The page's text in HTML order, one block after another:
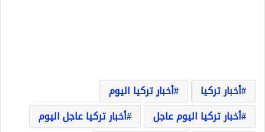
أخبار تركيا
أخبار تركيا اليوم
أخبار تركيا اليوم عاجل
أخبار تركيا عاجل اليوم